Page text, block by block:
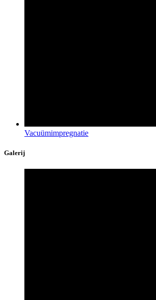
Vacuümimpregnatie
Galerij